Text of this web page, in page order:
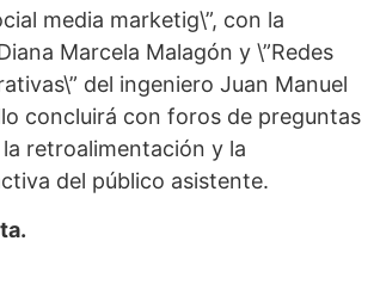
media marketig\”, con la
Marcela Malagón y \”Redes
del ingeniero Juan Manuel
concluirá con foros de preguntas
retroalimentación y la
del público asistente.